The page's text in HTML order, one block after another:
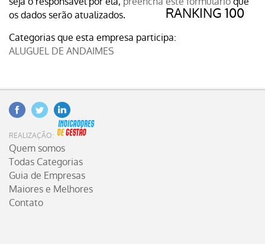
RANKING 100
os dados serão atualizados.
Categorias que esta empresa participa:
ALUGUEL DE ANDAIMES
Facebook
Twitter
REALIZAÇÃO:
Quem somos
Todas Categorias
Guia de Empresas
Maiores e Melhores
Contato